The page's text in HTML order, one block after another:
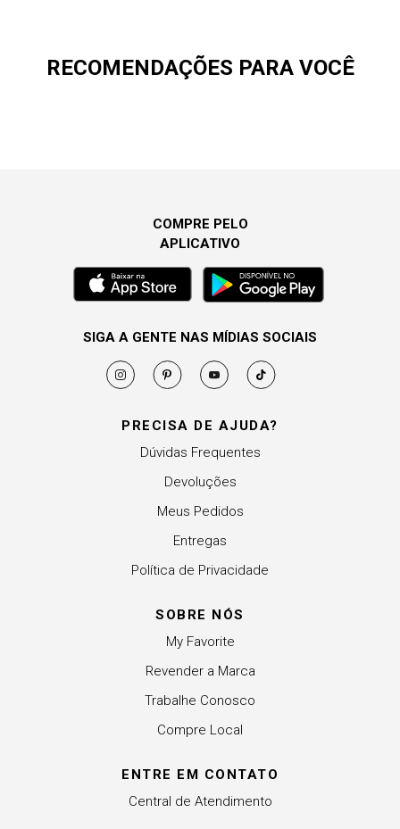
RECOMENDAÇÕES PARA VOCÊ
PRECISA DE AJUDA?
Dúvidas Frequentes
Devoluções
Meus Pedidos
Entregas
Política de Privacidade
SOBRE NÓS
My Favorite
Revender a Marca
Trabalhe Conosco
Compre Local
ENTRE EM CONTATO
Central de Atendimento
COMPRE PELO
APLICATIVO
SIGA A GENTE NAS MÍDIAS SOCIAIS